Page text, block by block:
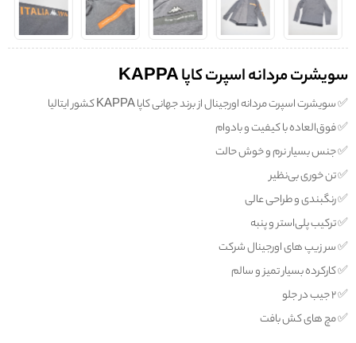
سویشرت مردانه اسپرت کاپا KAPPA
✅️ سویشرت اسپرت مردانه اورجینال از برند جهانی کاپا KAPPA کشور ایتالیا
✅️ فوق‌العاده با کیفیت و بادوام
✅️ جنس بسیار نرم و خوش حالت
✅️ تن خوری بی‌نظیر
✅️ رنگبندی و طراحی عالی
✅️ ترکیب پلی‌استر و پنبه
✅️ سر زیپ های اورجینال شرکت
✅️ کارکرده بسیار تمیز و سالم
✅️ ۲ جیب در جلو
✅️ مچ های کش بافت